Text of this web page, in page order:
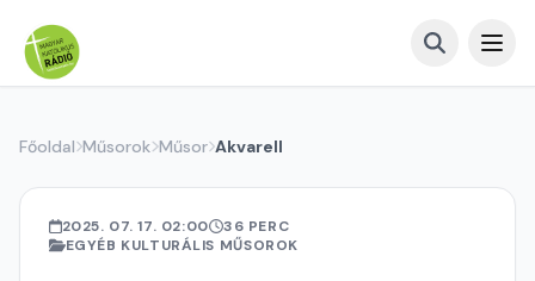
Főoldal Műsorok Műsor Akvarell
2025. 07. 17. 02:00
36 PERC
EGYÉB KULTURÁLIS MŰSOROK